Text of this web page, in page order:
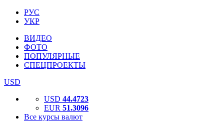
РУС
УКР
ВИДЕО
ФОТО
ПОПУЛЯРНЫЕ
СПЕЦПРОЕКТЫ
USD
USD 44.4723
EUR 51.3096
Все курсы валют